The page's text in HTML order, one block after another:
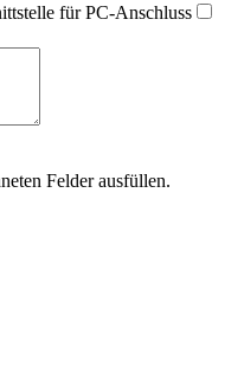
für PC-Anschluss
Felder ausfüllen.